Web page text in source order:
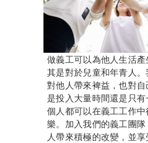
做義工可以為他人生活
其是對於兒童和年青人
對他人帶來裨益，也對
是投入大量時間還是只
個人都可以在義工工作
樂。加入我們的義工團
人帶來積極的改變，並